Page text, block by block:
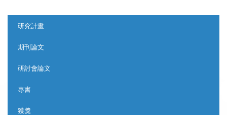
研究計畫
期刊論文
研討會論文
專書
獲獎